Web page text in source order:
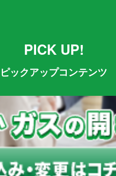
PICK UP!
ピックアップコンテンツ